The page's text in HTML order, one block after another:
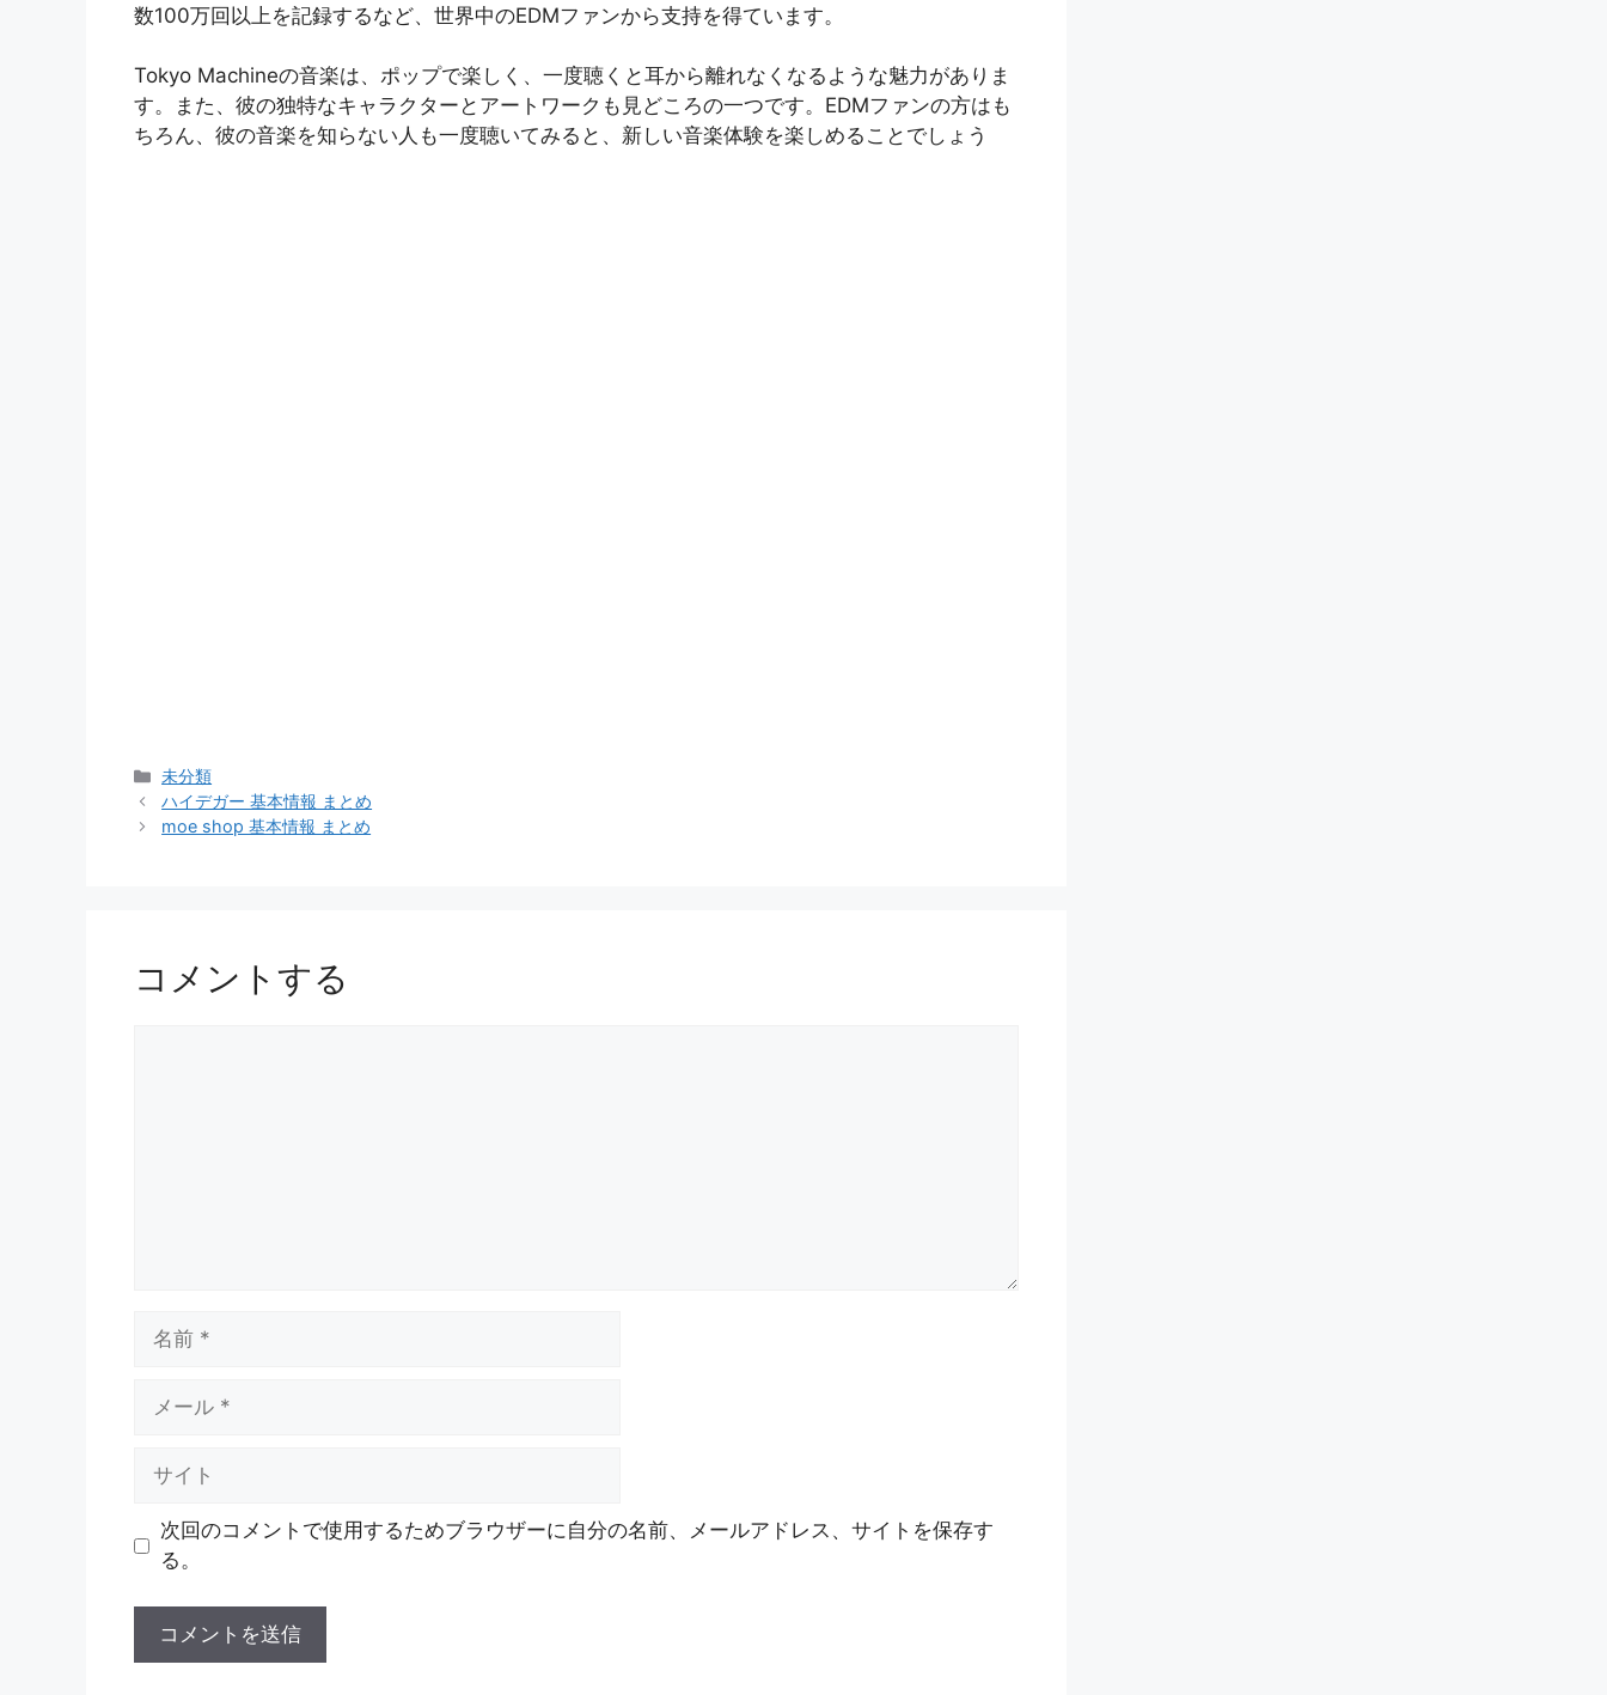
数100万回以上を記録するなど、世界中のEDMファンから支持を得ています。
Tokyo Machineの音楽は、ポップで楽しく、一度聴くと耳から離れなくなるような魅力がありま
す。また、彼の独特なキャラクターとアートワークも見どころの一つです。EDMファンの方はも
ちろん、彼の音楽を知らない人も一度聴いてみると、新しい音楽体験を楽しめることでしょう
カ
テ
ゴ
未分類
ハイデガー 基本情報 まとめ
moe shop 基本情報 まとめ
コメントする
次回のコメントで使用するためブラウザーに自分の名前、メールアドレス、サイトを保存す
る。